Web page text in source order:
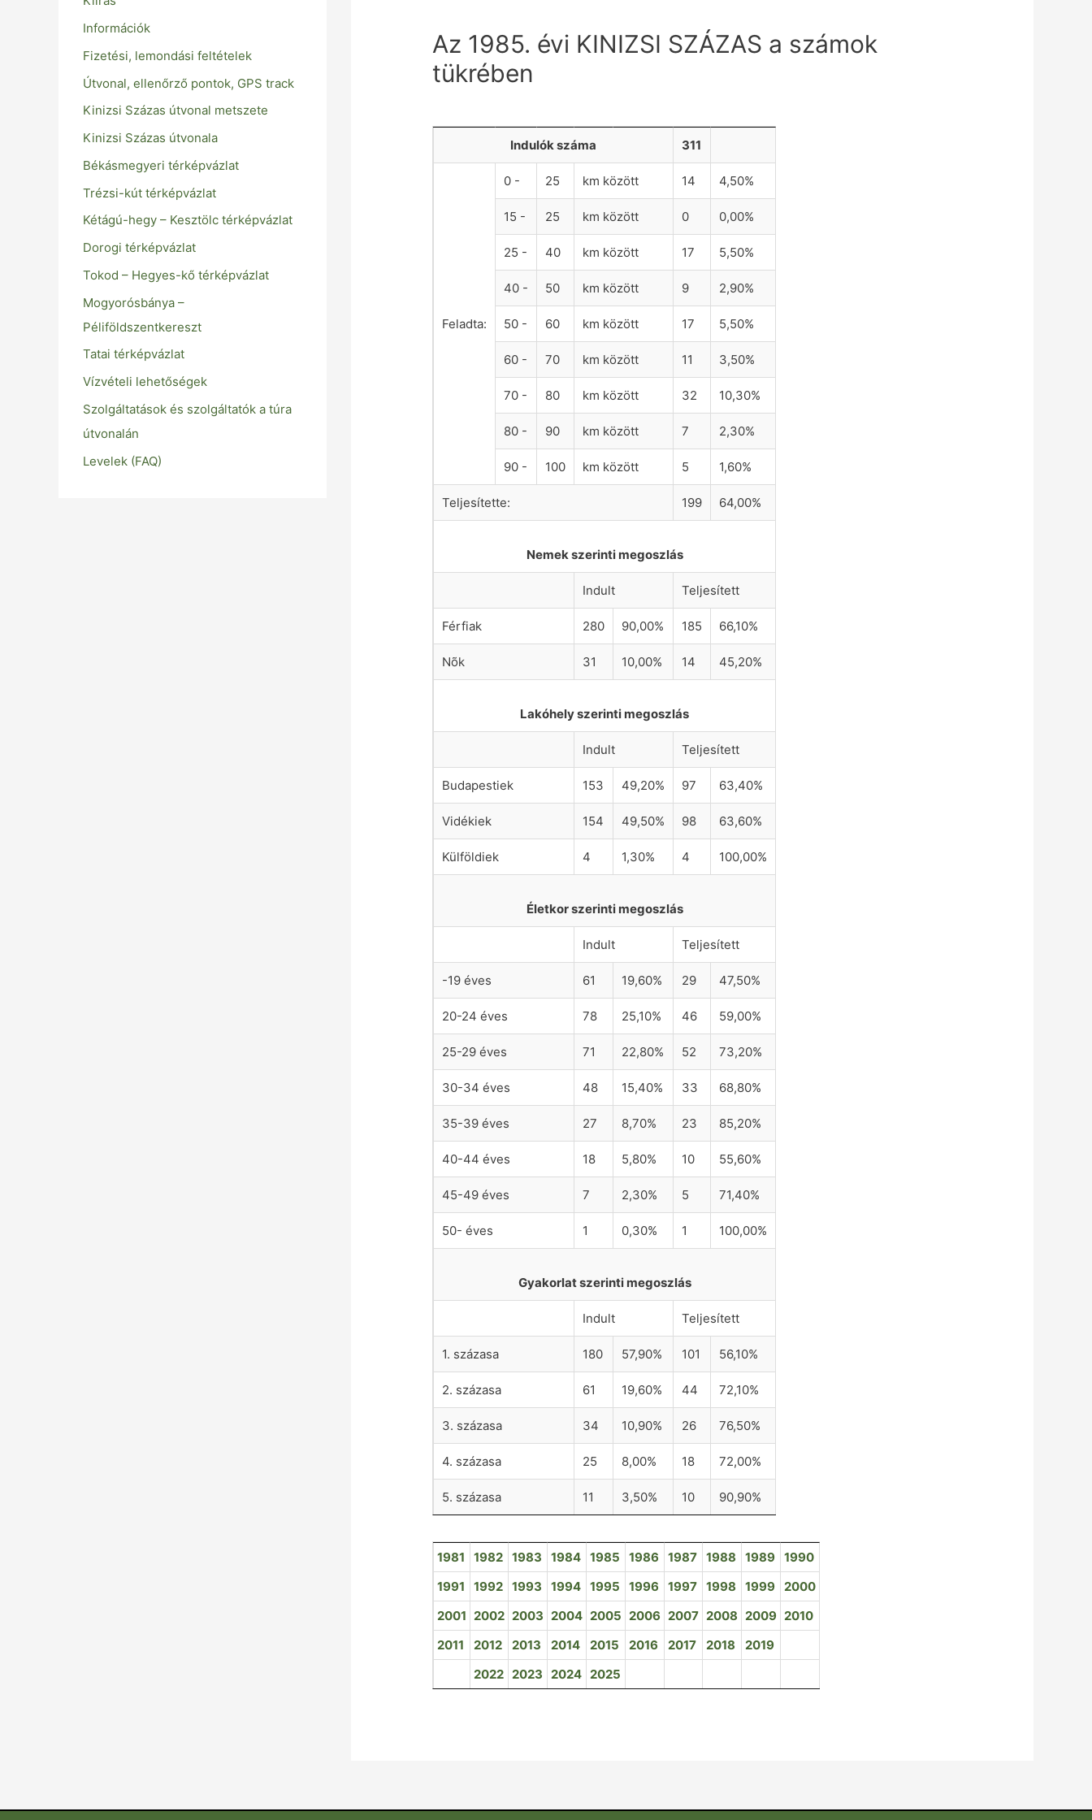
Információk
Fizetési, lemondási feltételek
Útvonal, ellenőrző pontok, GPS track
Kinizsi Százas útvonal metszete
Kinizsi Százas útvonala
Békásmegyeri térképvázlat
Trézsi-kút térképvázlat
Kétágú-hegy – Kesztölc térképvázlat
Dorogi térképvázlat
Tokod – Hegyes-kő térképvázlat
Mogyorósbánya –
Péliföldszentkereszt
Tatai térképvázlat
Vízvételi lehetőségek
Szolgáltatások és szolgáltatók a túra
útvonalán
Levelek (FAQ)
Az 1985. évi KINIZSI SZÁZAS a számok
tükrében
Indulók száma 311
Feladta:
0 - 25 km között 14 4,50%
15 - 25 km között 0 0,00%
25 - 40 km között 17 5,50%
40 - 50 km között 9 2,90%
50 - 60 km között 17 5,50%
60 - 70 km között 11 3,50%
70 - 80 km között 32 10,30%
80 - 90 km között 7 2,30%
90 - 100 km között 5 1,60%
Teljesítette: 199 64,00%
Nemek szerinti megoszlás
Indult Teljesített
Férfiak 280 90,00% 185 66,10%
Nõk 31 10,00% 14 45,20%
Lakóhely szerinti megoszlás
Indult Teljesített
Budapestiek 153 49,20% 97 63,40%
Vidékiek 154 49,50% 98 63,60%
Külföldiek 4 1,30% 4 100,00%
Életkor szerinti megoszlás
Indult Teljesített
-19 éves 61 19,60% 29 47,50%
20-24 éves 78 25,10% 46 59,00%
25-29 éves 71 22,80% 52 73,20%
30-34 éves 48 15,40% 33 68,80%
35-39 éves 27 8,70% 23 85,20%
40-44 éves 18 5,80% 10 55,60%
45-49 éves 7 2,30% 5 71,40%
50- éves 1 0,30% 1 100,00%
Gyakorlat szerinti megoszlás
Indult Teljesített
1. százasa 180 57,90% 101 56,10%
2. százasa 61 19,60% 44 72,10%
3. százasa 34 10,90% 26 76,50%
4. százasa 25 8,00% 18 72,00%
5. százasa 11 3,50% 10 90,90%
1981 1982 1983 1984 1985 1986 1987 1988 1989 1990
1991
1992 1993 1994 1995 1996 1997 1998 1999 2000
2001 2002 2003 2004 2005 2006 2007 2008 2009 2010
2011
2012 2013 2014 2015 2016 2017 2018
2019
2022 2023 2024 2025